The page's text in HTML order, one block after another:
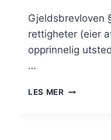
Gjeldsbrevloven
rettigheter (eier
opprinnelig
…
LES MER